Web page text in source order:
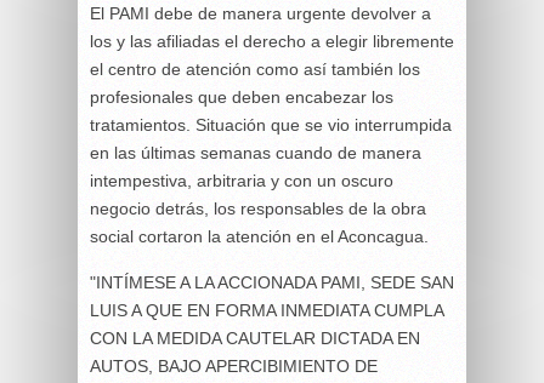
El PAMI debe de manera urgente devolver a
los y las afiliadas el derecho a elegir libremente
el centro de atención como así también los
profesionales que deben encabezar los
tratamientos. Situación que se vio interrumpida
en las últimas semanas cuando de manera
intempestiva, arbitraria y con un oscuro
negocio detrás, los responsables de la obra
social cortaron la atención en el Aconcagua.
"INTÍMESE A LA ACCIONADA PAMI, SEDE SAN
LUIS A QUE EN FORMA INMEDIATA CUMPLA
CON LA MEDIDA CAUTELAR DICTADA EN
AUTOS, BAJO APERCIBIMIENTO DE